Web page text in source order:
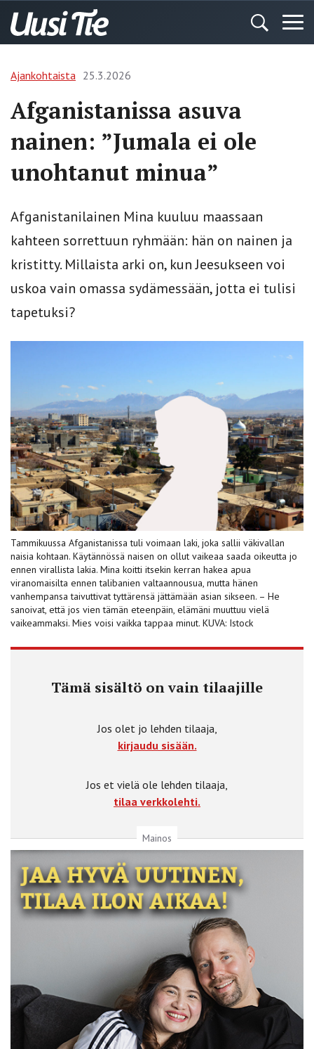
Ajankohtaista 25.3.2026
Afganistanissa asuva
nainen: ”Jumala ei ole
unohtanut minua”
Afganistanilainen Mina kuuluu maassaan
kahteen sorrettuun ryhmään: hän on nainen ja
kristitty. Millaista arki on, kun Jeesukseen voi
uskoa vain omassa sydämessään, jotta ei tulisi
tapetuksi?
Tammikuussa Afganistanissa tuli voimaan laki, joka sallii väkivallan
naisia kohtaan. Käytännössä naisen on ollut vaikeaa saada oikeutta jo
ennen virallista lakia. Mina koitti itsekin kerran hakea apua
viranomaisilta ennen talibanien valtaannousua, mutta hänen
vanhempansa taivuttivat tyttärensä jättämään asian sikseen. – He
sanoivat, että jos vien tämän eteenpäin, elämäni muuttuu vielä
vaikeammaksi. Mies voisi vaikka tappaa minut. KUVA: Istock
Tämä sisältö on vain tilaajille
Jos olet jo lehden tilaaja,
kirjaudu sisään.
Jos et vielä ole lehden tilaaja,
tilaa verkkolehti.
Mainos